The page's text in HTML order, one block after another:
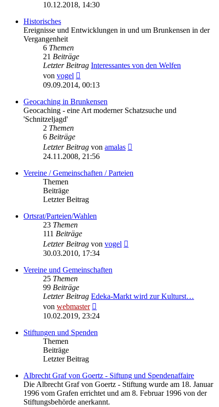
Beitrag
10.12.2018, 14:30
Historisches
Ereignisse und Entwicklungen in und um Brunkensen in der
Vergangenheit
6 Themen
21 Beiträge
Letzter Beitrag Interessantes von den Welfen
von vogel
Beitrag
09.09.2014, 00:13
Geocaching in Brunkensen
Geocaching - eine Art moderner Schatzsuche und
'Schnitzeljagd'
2 Themen
6 Beiträge
Letzter Beitrag von amalas
24.11.2008, 21:56
Vereine / Gemeinschaften / Parteien
Themen
Beiträge
Letzter Beitrag
Ortsrat/Parteien/Wahlen
23 Themen
111 Beiträge
Letzter Beitrag von vogel
30.03.2010, 17:34
Vereine und Gemeinschaften
25 Themen
99 Beiträge
Letzter Beitrag Edeka-Markt wird zur Kulturst…
von webmaster
Beitrag
10.02.2019, 23:24
Stiftungen und Spenden
Themen
Beiträge
Letzter Beitrag
Albrecht Graf von Goertz - Siftung und Spendenaffaire
Die Albrecht Graf von Goertz - Stiftung wurde am 18. Januar
1996 vom Grafen errichtet und am 8. Februar 1996 von der
Stiftungsbehörde anerkannt.